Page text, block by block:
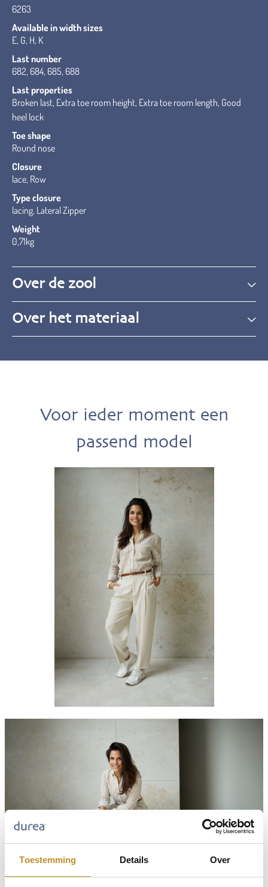
Toestemming Details Over
6263
Available in width sizes
E, G, H, K
Last number
682, 684, 685, 688
Last properties
Broken last, Extra toe room height, Extra toe room length, Good
heel lock
Toe shape
Round nose
Closure
lace, Row
Type closure
lacing, Lateral Zipper
Weight
0,71kg
Over de zool
Over het materiaal
Voor ieder moment een
passend model